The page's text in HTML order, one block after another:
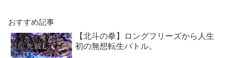
おすすめ記事
【北斗の拳】ロングフリーズから人生
初の無想転生バトル。